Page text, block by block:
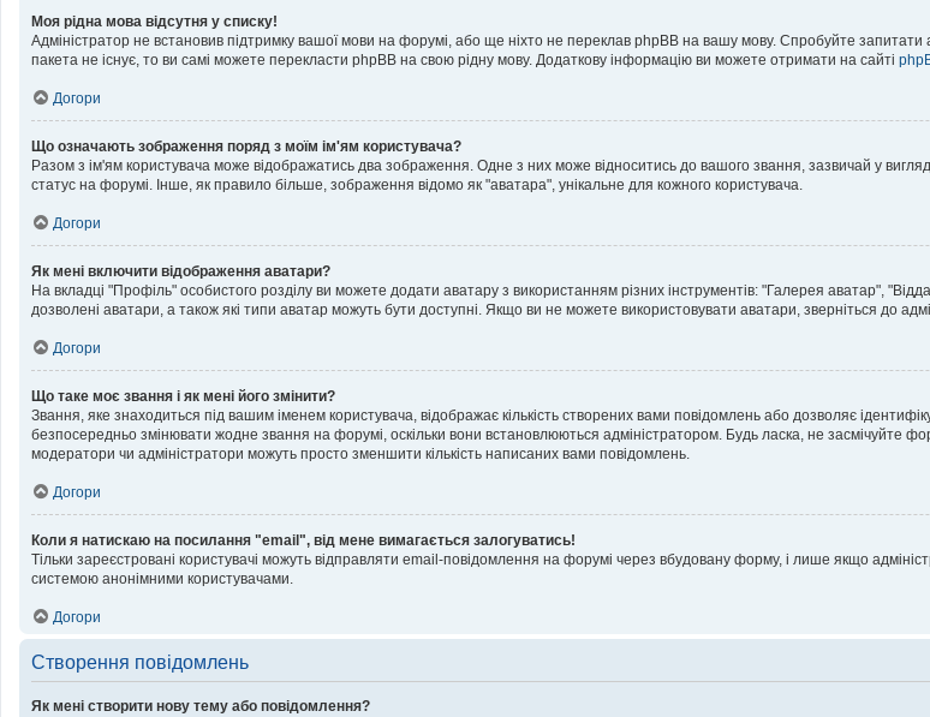
Моя рідна мова відсутня у списку!
Адміністратор не встановив підтримку вашої мови на форумі, або ще ніхто не переклав phpBB на вашу мову. Спробуйте
пакета не існує, то ви самі можете перекласти phpBB на свою рідну мову. Додаткову інформацію ви можете отримати на сайті
Догори
Що означають зображення поряд з моїм ім'ям користувача?
Разом з ім'ям користувача може відображатись два зображення. Одне з них може відноситись до вашого звання, зазвичай у
статус на форумі. Інше, як правило більше, зображення відомо як "аватара", унікальне для кожного користувача.
Догори
Як мені включити відображення аватари?
На вкладці "Профіль" особистого розділу ви можете додати аватару з використанням різних інструментів: "Галерея аватар",
дозволені аватари, а також які типи аватар можуть бути доступні. Якщо ви не можете використовувати аватари, зверніться до
Догори
Що таке моє звання і як мені його змінити?
Звання, яке знаходиться під вашим іменем користувача, відображає кількість створених вами повідомлень або дозволяє
безпосередньо змінювати жодне звання на форумі, оскільки вони встановлюються адміністратором. Будь ласка, не засмічуйте
модератори чи адміністратори можуть просто зменшити кількість написаних вами повідомлень.
Догори
Коли я натискаю на посилання "email", від мене вимагається залогуватись!
Тільки зареєстровані користувачі можуть відправляти email-повідомлення на форумі через вбудовану форму, і лише якщо
системою анонімними користувачами.
Догори
Створення повідомлень
Як мені створити нову тему або повідомлення?